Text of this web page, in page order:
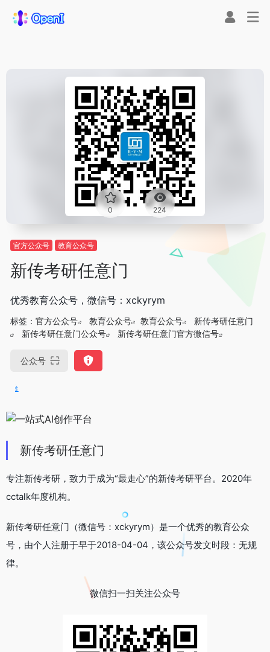
0 224
官方公众号 教育公众号
新传考研任意门
优秀教育公众号，微信号：xckyrym
标签： 官方公众号 教育公众号 教育公众号
新传考研任意门
新传考研任意门公众号
新传考研任意门官方微信号
公众号
新传考研任意门
专注新传考研，致力于成为“最走心”的新传考研平台。2020年
cctalk年度机构。
新传考研任意门（微信号：xckyrym）是一个优秀的教育公众
号，由个人注册于早于2018-04-04，该公众号发文时段：无规
律。
微信扫一扫关注公众号